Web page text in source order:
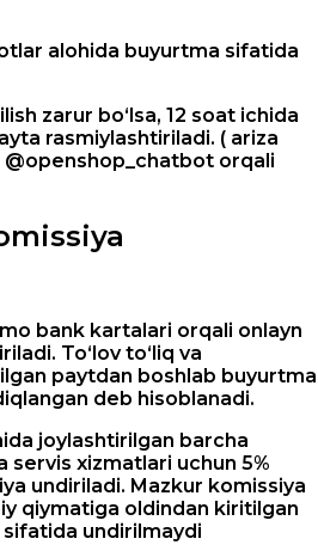
alohida buyurtma sifatida
zarur bo‘lsa, 12 soat ichida
rasmiylashtiriladi. ( ariza
orqali
bank kartalari orqali onlayn
To‘lov to‘liq va
paytdan boshlab buyurtma
deb hisoblanadi.
joylashtirilgan barcha
servis xizmatlari uchun 5%
undiriladi. Mazkur komissiya
qiymatiga oldindan kiritilgan
sifatida undirilmaydi